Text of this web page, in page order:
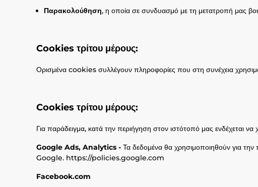
Παρακολούθηση, η οποία σε συνδυασμό με τη μετατροπή μας
Cookies τρίτου μέρους:
Ορισμένα cookies συλλέγουν πληροφορίες που στη συνέχεια
Cookies τρίτου μέρους:
Για παράδειγμα, κατά την περιήγηση στον ιστότοπό μας ενδέχεται
Google Ads, Analytics - Τα δεδομένα θα χρησιμοποιηθούν για την
Google. https://policies.google.com
Facebook.com